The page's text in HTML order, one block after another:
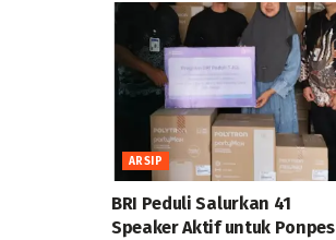
ARSIP
BRI Peduli Salurkan 41
Speaker Aktif untuk Ponpes